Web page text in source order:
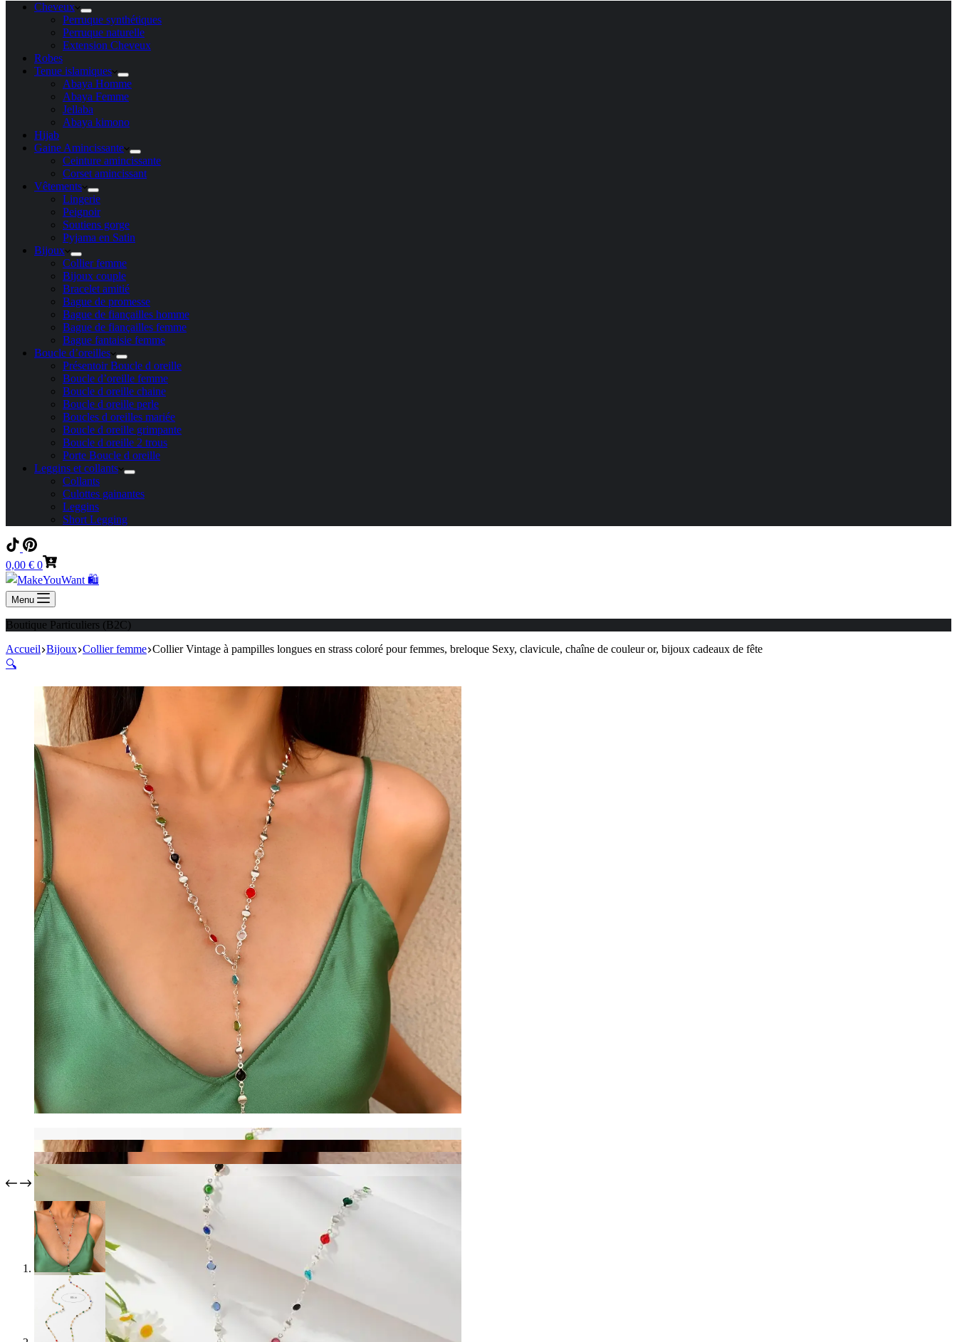
Cheveux
Perruque synthétiques
Perruque naturelle
Extension Cheveux
Robes
Tenue islamiques
Abaya Homme
Abaya Femme
Jellaba
Abaya kimono
Hijab
Gaine Amincissante
Ceinture amincissante
Corset amincissant
Vêtements
Lingerie
Peignoir
Soutiens gorge
Pyjama en Satin
Bijoux
Collier femme
Bijoux couple
Bracelet amitié
Bague de promesse
Bague de fiançailles homme
Bague de fiançailles femme
Bague fantaisie femme
Boucle d’oreilles
Présentoir Boucle d oreille
Boucle d’oreille femme
Boucle d oreille chaine
Boucle d oreille perle
Boucles d oreilles mariée
Boucle d oreille grimpante
Boucle d oreille 2 trous
Porte Boucle d oreille
Leggins et collants
Collants
Culottes gainantes
Leggins
Short Legging
Panier
d’achat
0,00 € 0
Menu
Boutique Particuliers (B2C)
Accueil Bijoux Collier femme Collier Vintage à pampilles longues en strass coloré pour femmes, breloque Sexy, clavicule, chaîne de couleur or, bijoux cadeaux de fête
🔍